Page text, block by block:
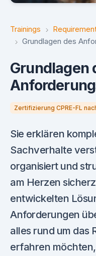
Trainings
Grundlagen des
Grundlagen
Zertifizierung CPRE-FL
Sie erklären
Sachverhalte
organisiert und
am Herzen
entwickelten
Anforderungen
alles rund um das
erfahren